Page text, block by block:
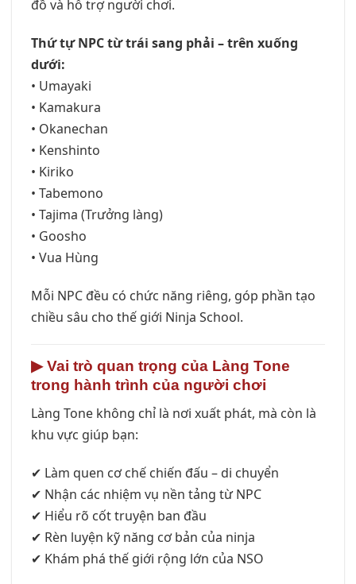
đồ và hỗ trợ người chơi.
Thứ tự NPC từ trái sang phải – trên xuống
dưới:
• Umayaki
• Kamakura
• Okanechan
• Kenshinto
• Kiriko
• Tabemono
• Tajima (Trưởng làng)
• Goosho
• Vua Hùng
Mỗi NPC đều có chức năng riêng, góp phần tạo
chiều sâu cho thế giới Ninja School.
▶Vai trò quan trọng của Làng Tone
trong hành trình của người chơi
Làng Tone không chỉ là nơi xuất phát, mà còn là
khu vực giúp bạn:
✔ Làm quen cơ chế chiến đấu – di chuyển
✔ Nhận các nhiệm vụ nền tảng từ NPC
✔ Hiểu rõ cốt truyện ban đầu
✔ Rèn luyện kỹ năng cơ bản của ninja
✔ Khám phá thế giới rộng lớn của NSO